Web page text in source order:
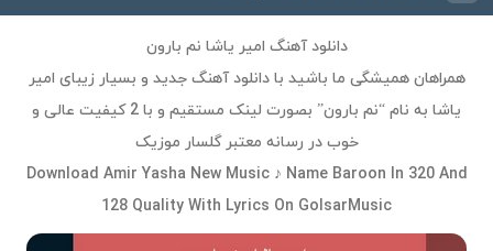
دانلود آهنگ امیر یاشا نم بارون
همراهان همیشگی ما باشید با دانلود آهنگ جدید و بسیار زیبای امیر
یاشا به نام “نم بارون” بصورت لینک مستقیم و با 2 کیفیت عالی و
خوب در رسانه معتبر گلسار موزیک
Download Amir Yasha New Music ♪ Name Baroon In 320 And
128 Quality With Lyrics On GolsarMusic